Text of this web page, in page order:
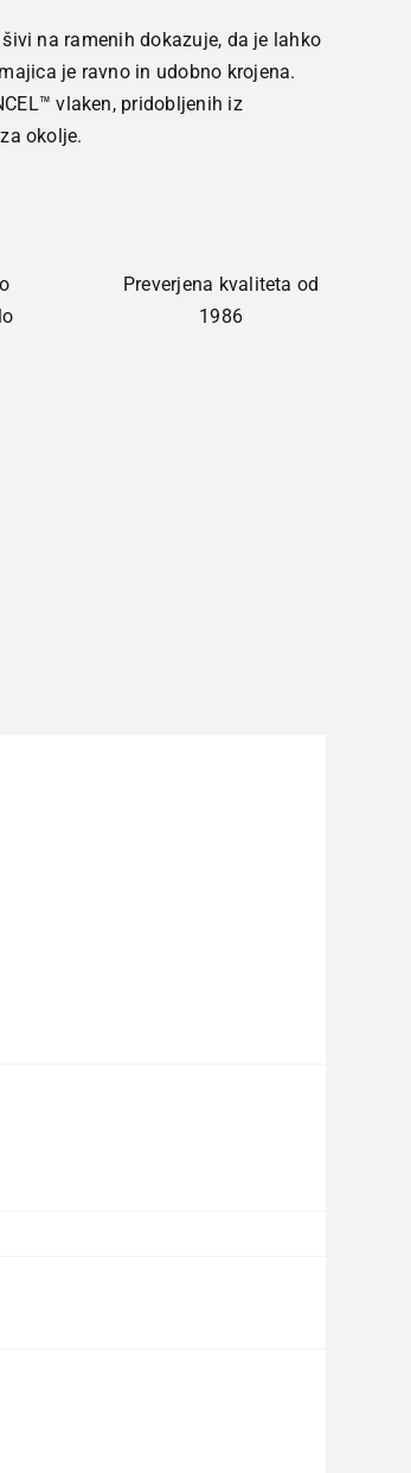
na ramenih dokazuje, da je lahko
je ravno in udobno krojena.
vlaken, pridobljenih iz
okolje.
Preverjena kvaliteta od
1986